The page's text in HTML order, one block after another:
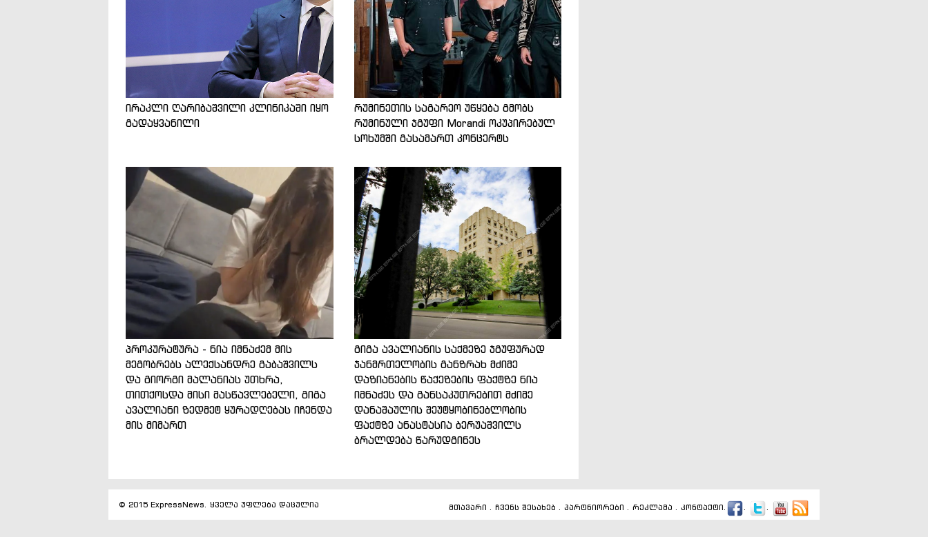
ირაკლი ღარიბაშვილი კლინიკაში იყო
გადაყვანილი
რუმინეთის საგარეო უწყება გმობს
რუმინული ჯგუფი Morandi ოკუპირებულ
სოხუმში გასამართ კონცერტს
პროკურატურა - ნია იმნაძემ მის
მეგობრებს ალექსანდრე გაბაშვილს
და გიორგი მალანიას უთხრა,
თითქოსდა მისი მასწავლებელი, გიგა
ავალიანი ზედმეტ ყურადღებას იჩენდა
მის მიმართ
გიგა ავალიანის საქმეზე ჯგუფურად
ჯანმრთელობის განზრახ მძიმე
დაზიანების წაქეზების ფაქტზე ნია
იმნაძეს და განსაკუთრებით მძიმე
დანაშაულის შეუტყობინებლობის
ფაქტზე ანასტასია ბერუაშვილს
ბრალდება წარუდგინეს
© 2015 ExpressNews. ყველა უფლება დაცულია მთავარი . ჩვენს შესახებ . პარტნიორები . რეკლამა . კონტაქტი. . .